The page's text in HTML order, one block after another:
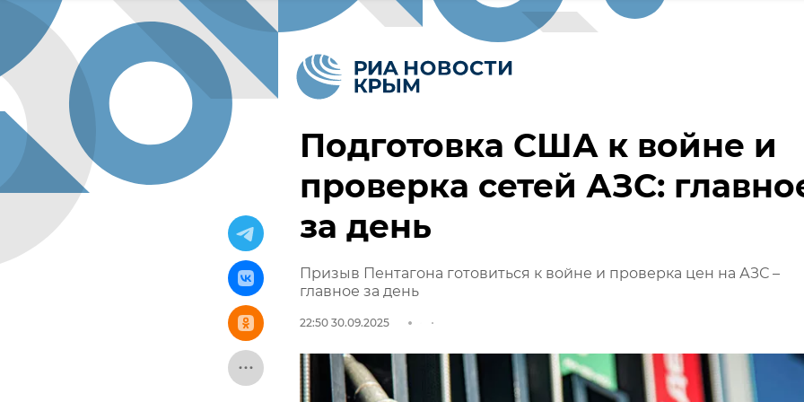
Подготовка США к войне и
проверка сетей АЗС:
за день
Призыв Пентагона готовиться к войне и проверка цен на АЗС –
главное за день
22:50 30.09.2025